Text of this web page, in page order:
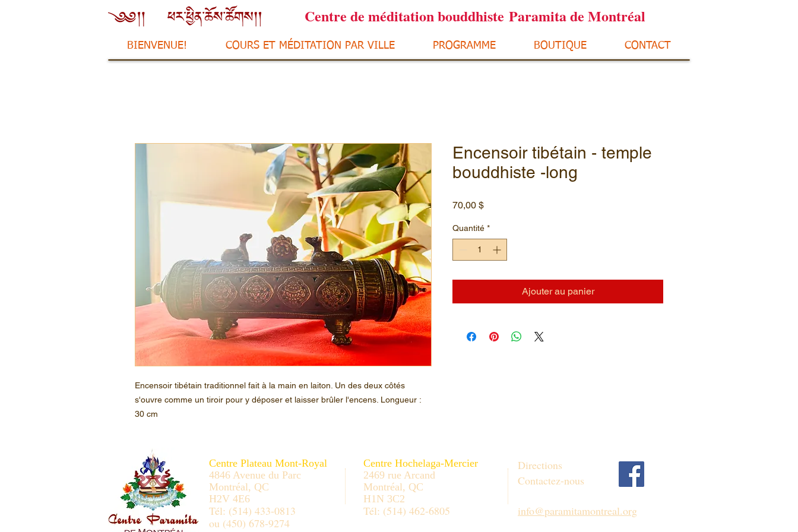
Centre de méditation bouddhiste Paramita de Montréal
BIENVENUE! COURS ET MÉDITATION PAR VILLE PROGRAMME BOUTIQUE CONTACT
Encensoir tibétain traditionnel fait à la main en laiton. Un des deux côtés
s'ouvre comme un tiroir pour y déposer et laisser brûler l'encens. Longueur :
30 cm
Encensoir tibétain - temple
bouddhiste -long
70,00 $Prix
Quantité *
Ajouter au panier
Centre Plateau Mont-Royal
4846 Avenue du Parc
Montréal, QC
H2V 4E6
Tél: (514) 433-0813
ou (450) 678-9274
Centre Hochelaga-Mercier
2469 rue Arcand
Montréal, QC
H1N 3C2
Tél: (514) 462-6805
Directions
Contactez-nous
info@paramitamontreal.org